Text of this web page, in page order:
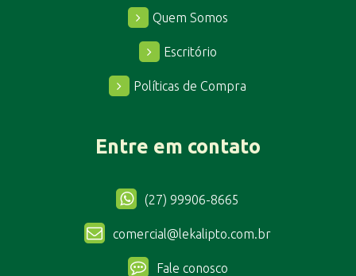
Quem Somos
Escritório
Políticas de Compra
Entre em contato
(27) 99906-8665
comercial@lekalipto.com.br
Fale conosco